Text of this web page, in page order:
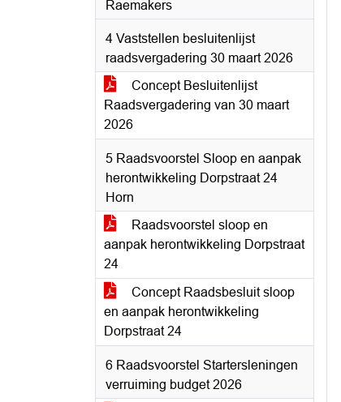
Raemakers
4 Vaststellen besluitenlijst
raadsvergadering 30 maart 2026
Concept Besluitenlijst
Raadsvergadering van 30 maart
2026
5 Raadsvoorstel Sloop en aanpak
herontwikkeling Dorpstraat 24
Horn
Raadsvoorstel sloop en
aanpak herontwikkeling Dorpstraat
24
Concept Raadsbesluit sloop
en aanpak herontwikkeling
Dorpstraat 24
6 Raadsvoorstel Startersleningen
verruiming budget 2026